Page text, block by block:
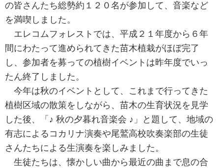
の皆さんたち総勢約１２０名が参加して、音楽など
を満喫しました。
エレコムフォレストでは、平成２１年度から６年
間にわたって進められてきた苗木植栽がほぼ完了
し、参加者を募っての植樹イベントは昨年度でいっ
たん終了しました。
今年は秋のイベントとして、これまで行ってきた
植樹区域の散策をしながら、苗木の生育状況を見学
した後、「♪ 秋の夕暮れ音楽会 ♪」と題して、地域の
有志によるコカリナ演奏や尾鷲高校吹奏楽部の生徒
さんたちによる生演奏を楽しみました。
生徒たちは、懐かしい曲から最近の曲まで息の合